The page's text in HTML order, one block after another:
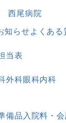
知らせよくある
当表
外科眼科内科
備品 入院料・